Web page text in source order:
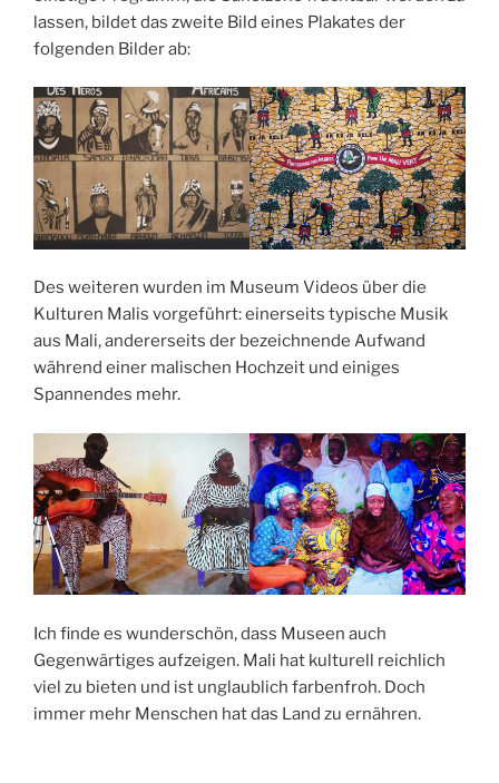
lassen, bildet das zweite Bild eines Plakates der
folgenden Bilder ab:
Des weiteren wurden im Museum Videos über die
Kulturen Malis vorgeführt: einerseits typische Musik
aus Mali, andererseits der bezeichnende Aufwand
während einer malischen Hochzeit und einiges
Spannendes mehr.
Ich finde es wunderschön, dass Museen auch
Gegenwärtiges aufzeigen. Mali hat kulturell reichlich
viel zu bieten und ist unglaublich farbenfroh. Doch
immer mehr Menschen hat das Land zu ernähren.